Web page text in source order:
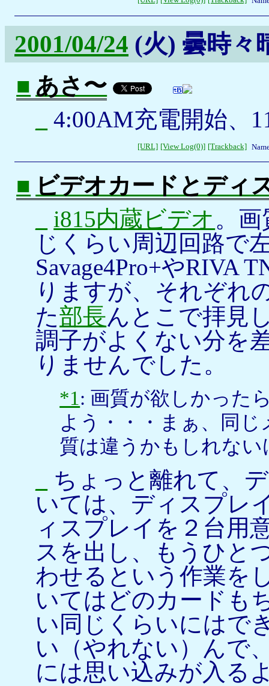
2001/04/24 (火) 曇時々
■ あさ〜
4:00AM充電開始、
[URL] [View Log(0)] [Trackback]
■ ビデオカードとディ
i815内蔵ビデオ 。
じくらい周辺回路で
Savage4Pro+やRIVA
りますが、それぞれ
た部長んとこで拝見
調子がよくない分を
りませんでした。
*1: 画質が欲しかった
よう・・・まぁ、同
質は違うかもしれない
ちょっと離れて、
いては、ディスプレ
ィスプレイを２台用
スを出し、もうひと
わせるという作業を
いてはどのカードも
い同じくらいにはで
い（やれない）んで
には思い込みが入る